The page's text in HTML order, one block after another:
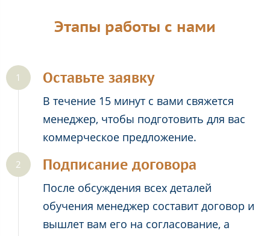
Этапы работы с нами
Оставьте заявку
В течение 15 минут с вами свяжется
менеджер, чтобы подготовить для вас
коммерческое предложение.
Подписание договора
После обсуждения всех деталей
обучения менеджер составит договор и
вышлет вам его на согласование, а